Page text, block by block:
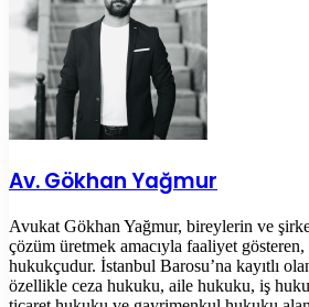
Av. Gökhan Yağmur
Avukat Gökhan Yağmur, bireylerin ve
çözüm üretmek amacıyla faaliyet
hukukçudur. İstanbul Barosu’na kayıtlı
özellikle ceza hukuku, aile hukuku, iş